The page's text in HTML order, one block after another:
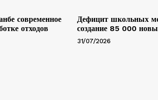
современное
отходов
Дефицит школьных
создание 85 000
31/07/2026